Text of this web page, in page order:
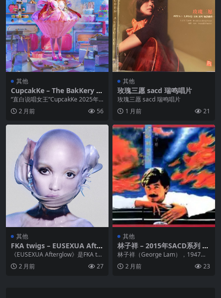
其他
CupcakKe – The BakKery (2
025) FLAC 24bit 48kHz qob
uz
“直白说唱女王”CupcakKe 2025年
新专《The BakKery》含16...
2 月前 56
其他
玫瑰三愿 sacd 瑞鸣唱片
玫瑰三愿 sacd 瑞鸣唱片
1 月前
21
其他
FKA twigs – EUSEXUA After
glow (2025) FLAC Hi-Res 24
bit 48kHz
《EUSEXUA Afterglow》是FKA twi
gs 2025年11月推出...
2 月前 27
其他
林子祥 – 2015年SACD系列 –
爱到发烧 DSD DSF
林子祥（George Lam），1947年1
0月12日出生于香港，籍贯广东省
江门...2 月前 23